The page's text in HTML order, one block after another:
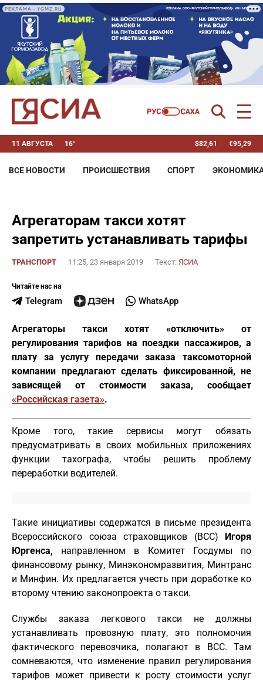
РЕКЛАМА • YGMZ.RU
11 АВГУСТА 16° $82,61 €95,29
ВСЕ НОВОСТИ ПРОИСШЕСТВИЯ СПОРТ
Агрегаторам такси хотят
запретить устанавливать тарифы
ТРАНСПОРТ 11:25, 23 января 2019 Текст: ЯСИА
Читайте нас на
Telegram WhatsApp
Агрегаторы такси хотят «отключить» от
регулирования тарифов на поездки пассажиров, а
плату за услугу передачи заказа таксомоторной
компании предлагают сделать фиксированной, не
зависящей от стоимости заказа, сообщает
«Российская газета».
Кроме того, такие сервисы могут обязать
предусматривать в своих мобильных приложениях
функции тахографа, чтобы решить проблему
переработки водителей.
Такие инициативы содержатся в письме президента
Всероссийского союза страховщиков (ВСС) Игоря
Юргенса, направленном в Комитет Госдумы по
финансовому рынку, Минэкономразвития, Минтранс
и Минфин. Их предлагается учесть при доработке ко
второму чтению законопроекта о такси.
Службы заказа легкового такси не должны
устанавливать провозную плату, это полномочия
фактического перевозчика, полагают в ВСС. Там
сомневаются, что изменение правил регулирования
тарифов может привести к росту стоимости услуг